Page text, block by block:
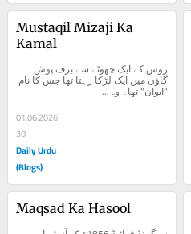
Mustaqil Mizaji Ka
Kamal
"ایوان" تھا۔ وہ...
01.06.2026
30
Daily Urdu
(Blogs)
Maqsad Ka Hasool